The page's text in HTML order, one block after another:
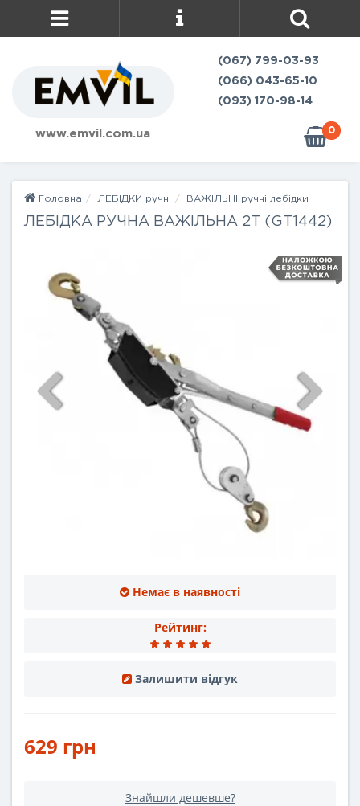
www.emvil.com.ua
(067) 799-03-93
(066) 043-65-10
(093) 170-98-14
0
Головна ЛЕБІДКИ ручні ВАЖІЛЬНІ ручні лебідки
ЛЕБІДКА РУЧНА ВАЖІЛЬНА 2Т (GT1442)
Немає в наявності
Рейтинг:
Залишити відгук
629 грн
Знайшли дешевше?